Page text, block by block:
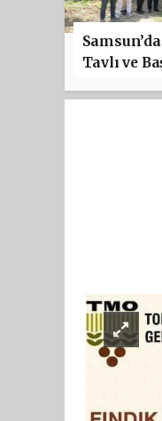
Tavlı ve
Buluştu